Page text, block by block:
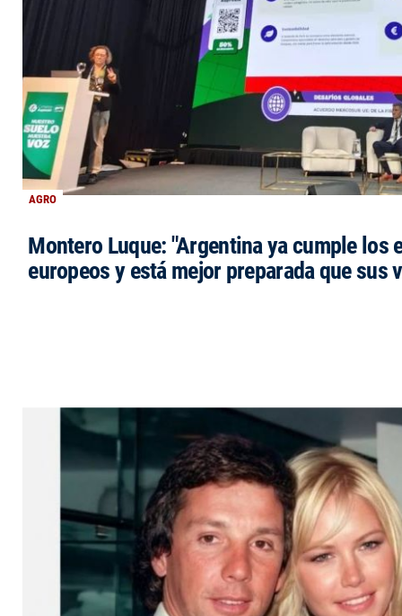
AGRO
Montero Luque: "Argentina ya cumple los
europeos y está mejor preparada que sus